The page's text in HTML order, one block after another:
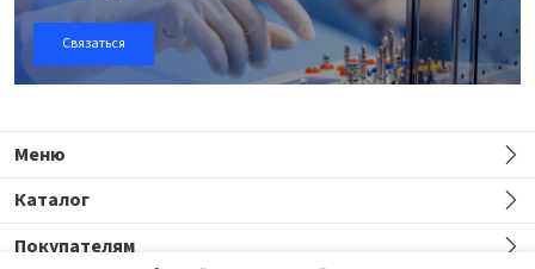
Связаться
Меню
Каталог
Покупателям